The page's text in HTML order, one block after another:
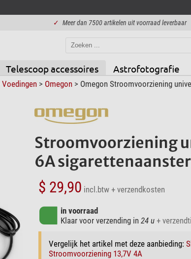
✓ Meer dan 7500 artikelen uit voorraad leverbaar
Telescoop accessoires Astrofotografie
Voedingen> Omegon> Omegon Stroomvoorziening
Stroomvoorziening
6A
$ 29,90 incl.btw + verzendkosten
in voorraad
Klaar voor verzending in 24 u +
Vergelijk het artikel met deze aanbieding:
Stroomvoorziening 13,7V 4A